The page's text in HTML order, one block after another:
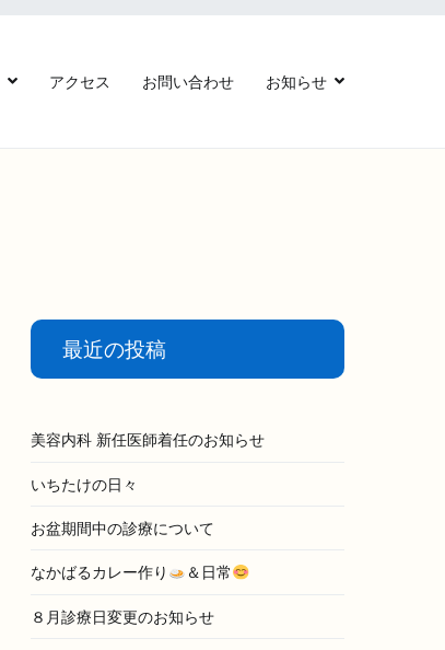
アクセス お問い合わせ お知らせ
最近の投稿
美容内科 新任医師着任のお知らせ
いちたけの日々
お盆期間中の診療について
なかばるカレー作り ＆日常
８月診療日変更のお知らせ